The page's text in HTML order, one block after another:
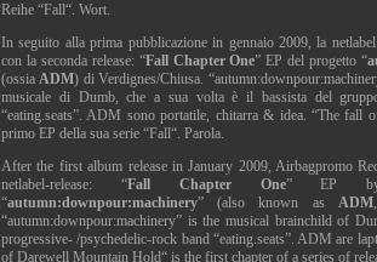
Reihe “Fall“. Wort.
In seguito alla prima pubblicazione in gennaio 2009, la
con la seconda release: “Fall Chapter One” EP del progetto “
(ossiaADM) di Verdignes/Chiusa.
musicale di Dumb, che a sua volta è il bassista del
“eating.seats”. ADM sono portatile, chitarra & idea. “The
primo EP della sua serie “Fall“. Parola.
After the first album release in January 2009, Airbagpromo
netlabel-release: “Fall Chapter One” EP by
“autumn:downpour:machinery” (also known as ADM
“autumn:downpour:machinery” is the musical brainchild of
progressive- /psychedelic-rock band “eating.seats”. ADM are
of Darewell Mountain Hold“ is the first chapter of a series of